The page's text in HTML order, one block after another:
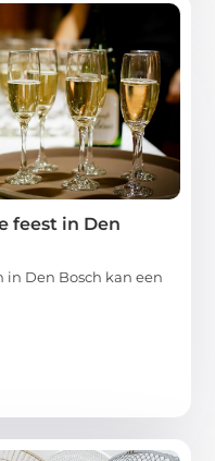
feest in Den
in Den Bosch kan een